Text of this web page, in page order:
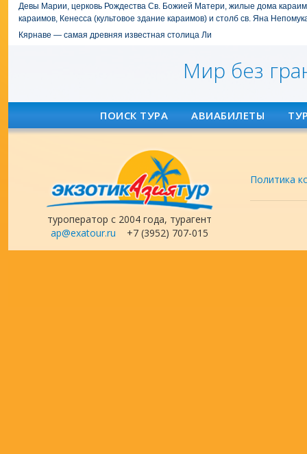
Девы Марии, церковь Рождества Св. Божией Матери, жилые дома
караимов, Кенесса (культовое здание караимов) и столб св. Яна
Кярнаве — самая древняя известная столица Ли
Мир без
ПОИСК ТУРА АВИАБИЛЕТЫ
туроператор с 2004 года, турагент
ap@exatour.ru +7 (3952) 707-015
Политика